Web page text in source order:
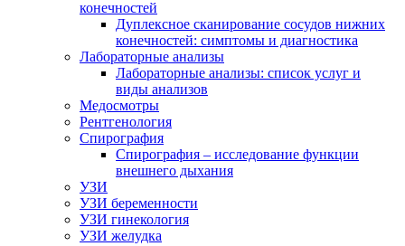
конечностей
Дуплексное сканирование сосудов нижних
конечностей: симптомы и диагностика
Лабораторные анализы
Лабораторные анализы: список услуг и
виды анализов
Медосмотры
Рентгенология
Спирография
Спирография – исследование функции
внешнего дыхания
УЗИ
УЗИ беременности
УЗИ гинекология
УЗИ желудка